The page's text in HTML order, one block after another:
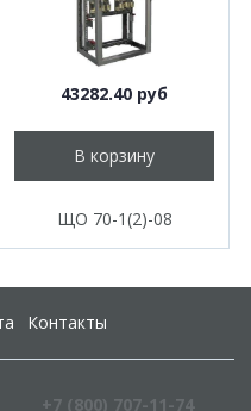
43282.40 руб
В корзину
ЩО 70-1(2)-08
Контакты
+7 (800) 707-11-74